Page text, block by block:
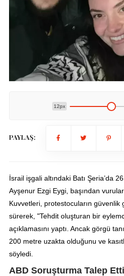
12px
PAYLAŞ:
İsrail işgali altındaki Batı Şeria’da
Ayşenur Ezgi Eygi, başından
Kuvvetleri, protestocuların güvenlik
sürerek, "Tehdit oluşturan bir
açıklamasını yaptı. Ancak görgü
200 metre uzakta olduğunu ve
söyledi.
ABD Soruşturma Talep Etti